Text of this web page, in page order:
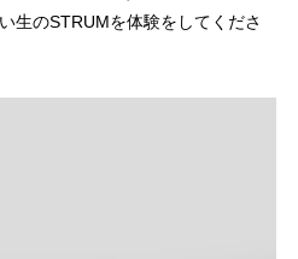
生のSTRUMを体験をしてくださ